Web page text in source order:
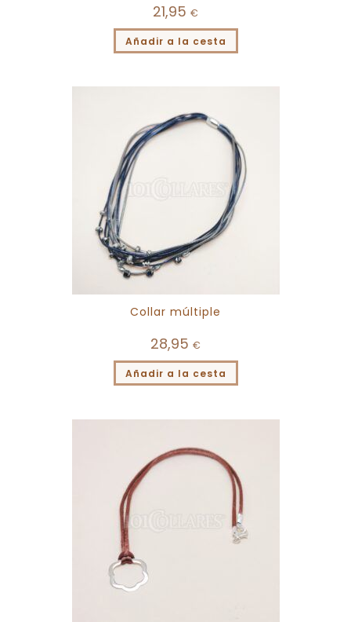
21,95 €
Añadir a la cesta
Collar múltiple
28,95 €
Añadir a la cesta